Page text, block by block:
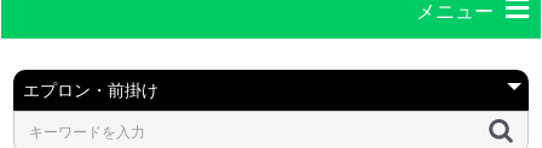
メニュー